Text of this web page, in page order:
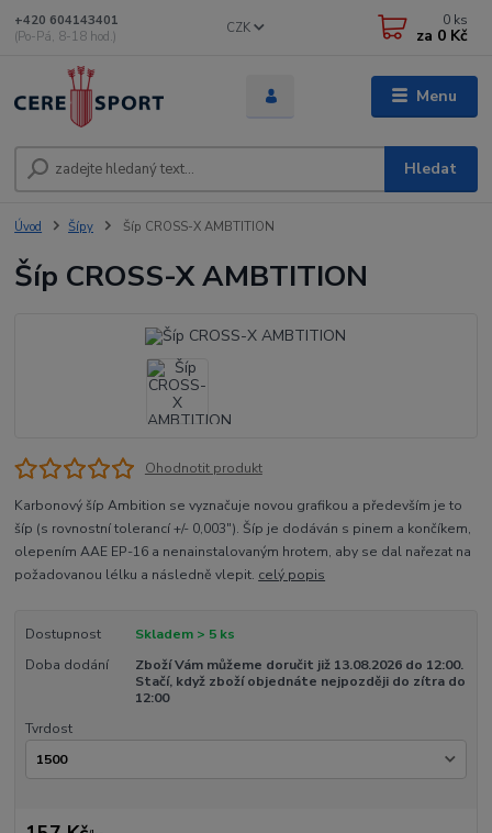
Menu
CZK
Hledat
+420 604143401
(Po-Pá, 8-18 hod.)
0 ks
za 0 Kč
Úvod Šípy Šíp CROSS-X AMBTITION
Šíp CROSS-X AMBTITION
Ohodnotit produkt
Karbonový šíp Ambition se vyznačuje novou grafikou a především je to
šíp (s rovnostní tolerancí +/- 0,003"). Šíp je dodáván s pinem a končíkem,
olepením AAE EP-16 a nenainstalovaným hrotem, aby se dal nařezat na
požadovanou lélku a následně vlepit. celý popis
Dostupnost
Skladem > 5 ks
Doba dodání
Zboží Vám můžeme doručit již 13.08.2026 do 12:00.
Stačí, když zboží objednáte nejpozději do zítra do
12:00
Tvrdost